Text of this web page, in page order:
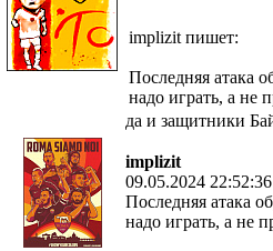
implizit пишет:
Последняя атака
надо играть, а не
да и защитники
implizit
09.05.2024 22:52:36
Последняя атака
надо играть, а не